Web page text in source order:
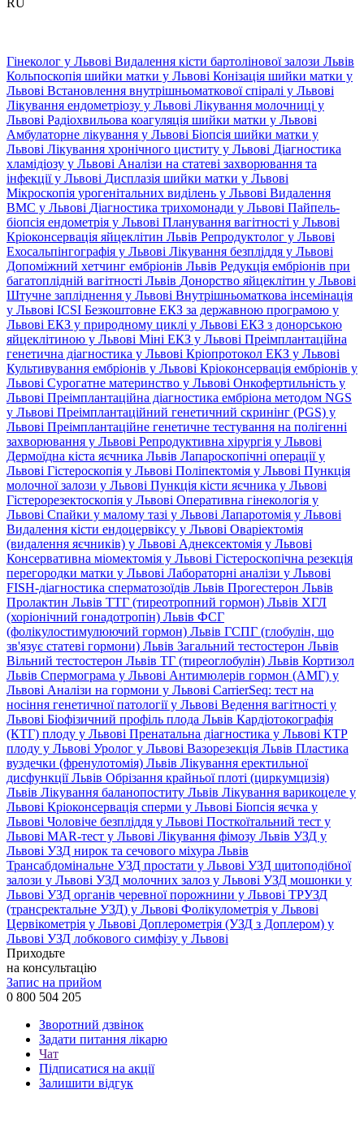
Гінеколог у Львові Видалення кісти бартолінової залози Львів
Кольпоскопія шийки матки у Львові Конізація шийки матки у
Львові Встановлення внутрішньоматкової спіралі у Львові
Лікування ендометріозу у Львові Лікування молочниці у
Львові Радіохвильова коагуляція шийки матки у Львові
Амбулаторне лікування у Львові Біопсія шийки матки у
Львові Лікування хронічного циститу у Львові Діагностика
хламідіозу у Львові Аналізи на статеві захворювання та
інфекції у Львові Дисплазія шийки матки у Львові
Мікроскопія урогенітальних виділень у Львові Видалення
ВМС у Львові Діагностика трихомонади у Львові Пайпель-
біопсія ендометрія у Львові Планування вагітності у Львові
Кріоконсервація яйцеклітин Львів Репродуктолог у Львові
Ехосальпінгографія у Львові Лікування безпліддя у Львові
Допоміжний хетчинг ембріонів Львів Редукція ембріонів при
багатоплідній вагітності Львів Донорство яйцеклітин у Львові
Штучне запліднення у Львові Внутрішньоматкова інсемінація
у Львові ICSI Безкоштовне ЕКЗ за державною програмою у
Львові ЕКЗ у природному циклі у Львові ЕКЗ з донорською
яйцеклітиною у Львові Міні ЕКЗ у Львові Преімплантаційна
генетична діагностика у Львові Кріопротокол ЕКЗ у Львові
Культивування ембріонів у Львові Кріоконсервація ембріонів у
Львові Сурогатне материнство у Львові Онкофертильність у
Львові Преімплантаційна діагностика ембріона методом NGS
у Львові Преімплантаційний генетичний скринінг (PGS) у
Львові Преімплантаційне генетичне тестування на полігенні
захворювання у Львові Репродуктивна хірургія у Львові
Дермоїдна кіста яєчника Львів Лапароскопічні операції у
Львові Гістероскопія у Львові Поліпектомія у Львові Пункція
молочної залози у Львові Пункція кісти яєчника у Львові
Гістерорезектоскопія у Львові Оперативна гінекологія у
Львові Спайки у малому тазі у Львові Лапаротомія у Львові
Видалення кісти ендоцервіксу у Львові Оваріектомія
(видалення яєчників) у Львові Аднексектомія у Львові
Консервативна міомектомія у Львові Гістероскопічна резекція
перегородки матки у Львові Лабораторні аналізи у Львові
FISH-діагностика сперматозоїдів Львів Прогестерон Львів
Пролактин Львів ТТГ (тиреотропний гормон) Львів ХГЛ
(хоріонічний гонадотропін) Львів ФСГ
(фолікулостимулюючий гормон) Львів ГСПГ (глобулін, що
зв'язує статеві гормони) Львів Загальний тестостерон Львів
Вільний тестостерон Львів ТГ (тиреоглобулін) Львів Кортизол
Львів Спермограма у Львові Антимюлерів гормон (АМГ) у
Львові Аналізи на гормони у Львові CarrierSeq: тест на
носіння генетичної патології у Львові Ведення вагітності у
Львові Біофізичний профіль плода Львів Кардіотокографія
(КТГ) плоду у Львові Пренатальна діагностика у Львові КТР
плоду у Львові Уролог у Львові Вазорезекція Львів Пластика
вуздечки (френулотомія) Львів Лікування еректильної
дисфункції Львів Обрізання крайньої плоті (циркумцизія)
Львів Лікування баланопоститу Львів Лікування варикоцеле у
Львові Кріоконсервація сперми у Львові Біопсія яєчка у
Львові Чоловіче безпліддя у Львові Посткоїтальний тест у
Львові MAR-тест у Львові Лікування фімозу Львів УЗД у
Львові УЗД нирок та сечового міхура Львів
Трансабдомінальне УЗД простати у Львові УЗД щитоподібної
залози у Львові УЗД молочних залоз у Львові УЗД мошонки у
Львові УЗД органів черевної порожнини у Львові ТРУЗД
(трансректальне УЗД) у Львові Фолікулометрія у Львові
Цервікометрія у Львові Доплерометрія (УЗД з Доплером) у
Львові УЗД лобкового симфізу у Львові
Приходьте
на консультацію
Запис на прийом
0 800 504 205
Зворотний дзвінок
Задати питання лікарю
Чат
Підписатися на акції
Залишити відгук